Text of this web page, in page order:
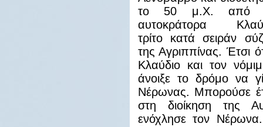
το 50 μ.Χ. από
αυτοκράτορα
τρίτο κατά σειράν
της Αγριππίνας. Έτσι
Κλαύδιο και τον
άνοιξε το δρόμο να
Νέρωνας. Μπορούσε
στη διοίκηση της
ενόχλησε τον